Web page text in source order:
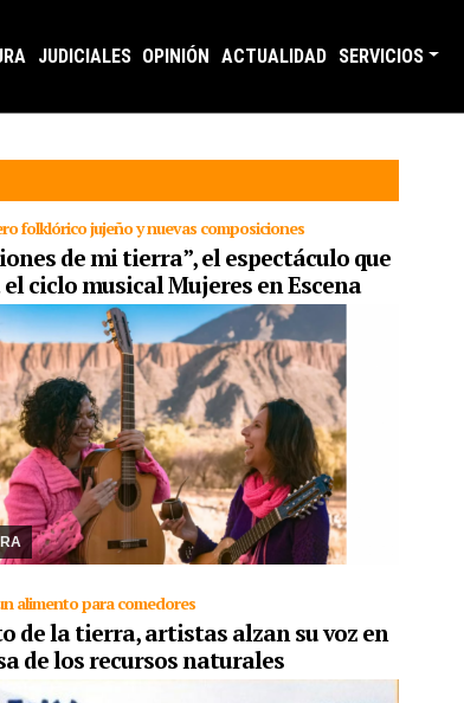
JUDICIALES OPINIÓN ACTUALIDAD SERVICIOS
folklórico jujeño y nuevas composiciones
de mi tierra”, el espectáculo que
ciclo musical Mujeres en Escena
Se trata de la propuesta artística del dúo Cantoras
Noelía Gareca y Caro Escobar. En encuentro será
a las 20 en Plaza Vilca ...
alimento para comedores
de la tierra, artistas alzan su voz en
de los recursos naturales